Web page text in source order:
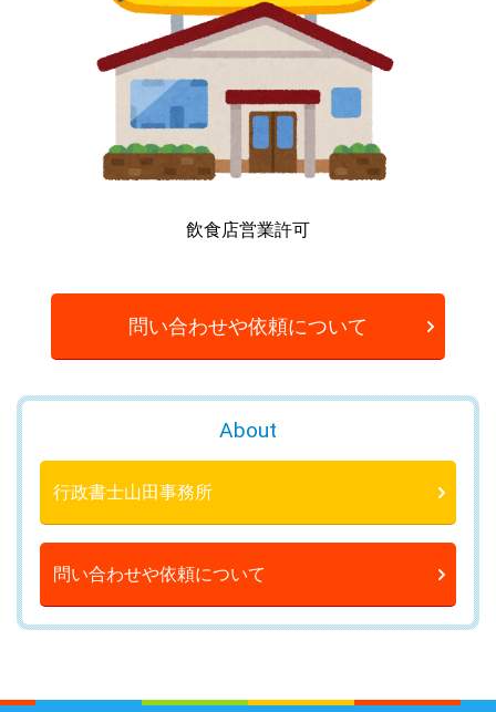
飲食店営業許可
問い合わせや依頼について
About
行政書士山田事務所
問い合わせや依頼について